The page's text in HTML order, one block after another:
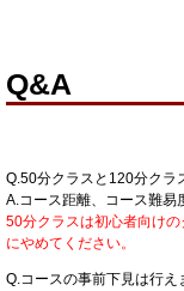
Q&A
Q.50分クラスと120分クラ
A.コース距離、コース難易
50分クラスは初心者向け
にやめてください。
Q.コースの事前下見は行え